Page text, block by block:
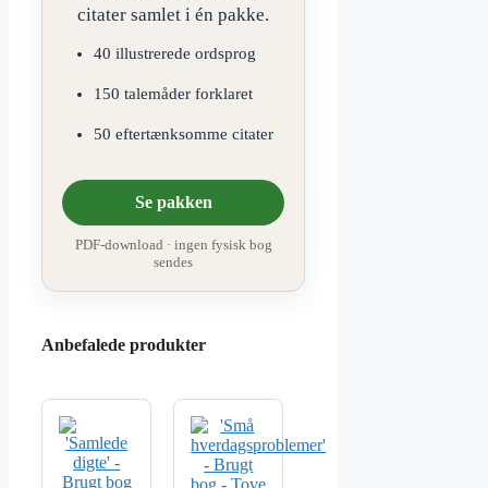
citater samlet i én pakke.
40 illustrerede ordsprog
150 talemåder forklaret
50 eftertænksomme citater
Se pakken
PDF-download · ingen fysisk bog
sendes
Anbefalede produkter